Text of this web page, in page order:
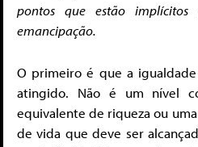
pontos que estão
emancipação.
O primeiro é que a
atingido. Não é um nível
equivalente de riqueza ou
de vida que deve ser